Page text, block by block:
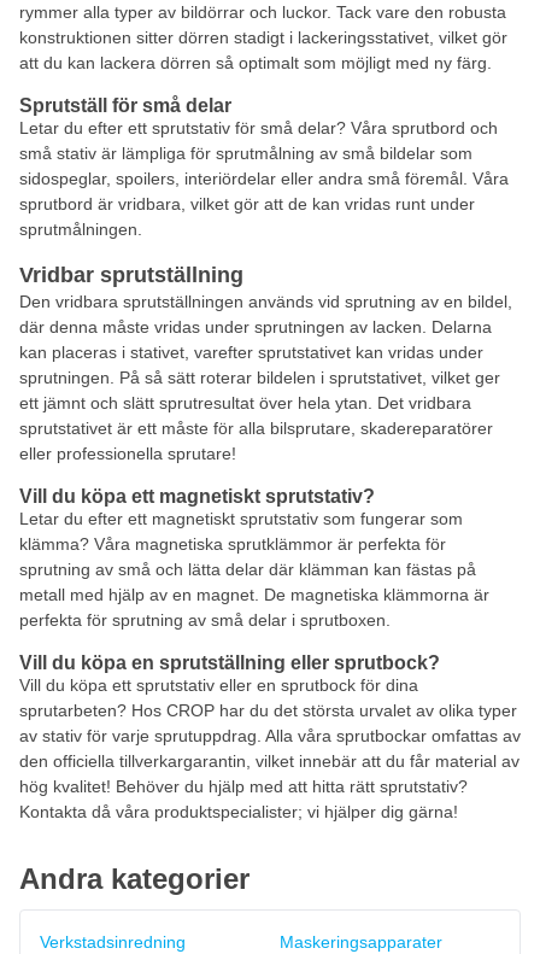
rymmer alla typer av bildörrar och luckor. Tack vare den robusta
konstruktionen sitter dörren stadigt i lackeringsstativet, vilket gör
att du kan lackera dörren så optimalt som möjligt med ny färg.
Sprutställ för små delar
Letar du efter ett sprutstativ för små delar? Våra sprutbord och
små stativ är lämpliga för sprutmålning av små bildelar som
sidospeglar, spoilers, interiördelar eller andra små föremål. Våra
sprutbord är vridbara, vilket gör att de kan vridas runt under
sprutmålningen.
Vridbar sprutställning
Den vridbara sprutställningen används vid sprutning av en bildel,
där denna måste vridas under sprutningen av lacken. Delarna
kan placeras i stativet, varefter sprutstativet kan vridas under
sprutningen. På så sätt roterar bildelen i sprutstativet, vilket ger
ett jämnt och slätt sprutresultat över hela ytan. Det vridbara
sprutstativet är ett måste för alla bilsprutare, skadereparatörer
eller professionella sprutare!
Vill du köpa ett magnetiskt sprutstativ?
Letar du efter ett magnetiskt sprutstativ som fungerar som
klämma? Våra magnetiska sprutklämmor är perfekta för
sprutning av små och lätta delar där klämman kan fästas på
metall med hjälp av en magnet. De magnetiska klämmorna är
perfekta för sprutning av små delar i sprutboxen.
Vill du köpa en sprutställning eller sprutbock?
Vill du köpa ett sprutstativ eller en sprutbock för dina
sprutarbeten? Hos CROP har du det största urvalet av olika typer
av stativ för varje sprutuppdrag. Alla våra sprutbockar omfattas av
den officiella tillverkargarantin, vilket innebär att du får material av
hög kvalitet! Behöver du hjälp med att hitta rätt sprutstativ?
Kontakta då våra produktspecialister; vi hjälper dig gärna!
Andra kategorier
Verkstadsinredning
Maskeringsapparater